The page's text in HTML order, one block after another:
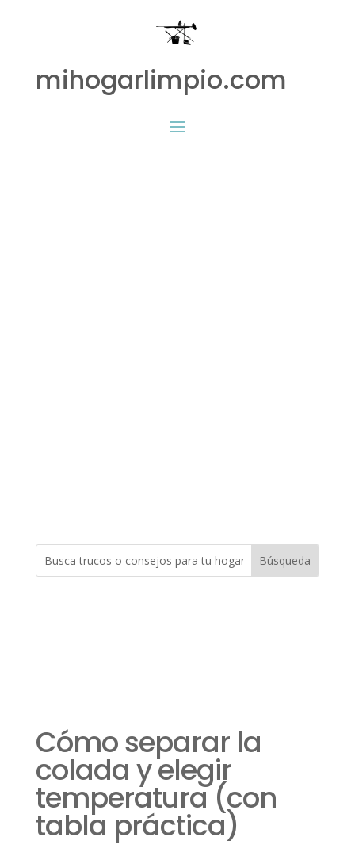
mihogarlimpio.com
Cómo separar la
colada y elegir
temperatura (con
tabla práctica)